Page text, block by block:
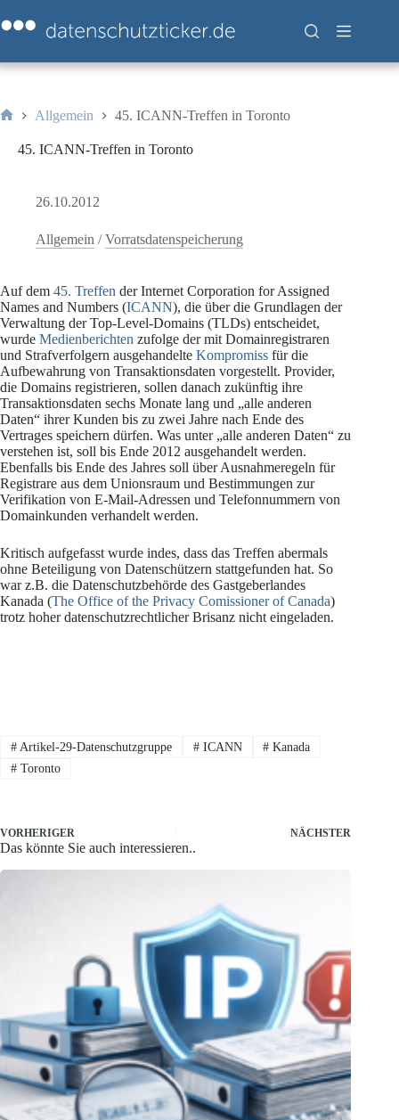
Inhalt
springen
Allgemein 45. ICANN-Treffen in Toronto
45. ICANN-Treffen in Toronto
26.10.2012
Allgemein /Vorratsdatenspeicherung
Auf dem 45. Treffen der Internet Corporation for Assigned
Names and Numbers (ICANN), die über die Grundlagen der
Verwaltung der Top-Level-Domains (TLDs) entscheidet,
wurde Medienberichten zufolge der mit Domainregistraren
und Strafverfolgern ausgehandelte Kompromiss für die
Aufbewahrung von Transaktionsdaten vorgestellt. Provider,
die Domains registrieren, sollen danach zukünftig ihre
Transaktionsdaten sechs Monate lang und „alle anderen
Daten“ ihrer Kunden bis zu zwei Jahre nach Ende des
Vertrages speichern dürfen. Was unter „alle anderen Daten“ zu
verstehen ist, soll bis Ende 2012 ausgehandelt werden.
Ebenfalls bis Ende des Jahres soll über Ausnahmeregeln für
Registrare aus dem Unionsraum und Bestimmungen zur
Verifikation von E-Mail-Adressen und Telefonnummern von
Domainkunden verhandelt werden.
Kritisch aufgefasst wurde indes, dass das Treffen abermals
ohne Beteiligung von Datenschützern stattgefunden hat. So
war z.B. die Datenschutzbehörde des Gastgeberlandes
Kanada (The Office of the Privacy Comissioner of Canada)
trotz hoher datenschutzrechtlicher Brisanz nicht eingeladen.
#Artikel-29-Datenschutzgruppe #ICANN # Kanada
#Toronto
VORHERIGER NÄCHSTER
Das könnte Sie auch interessieren..